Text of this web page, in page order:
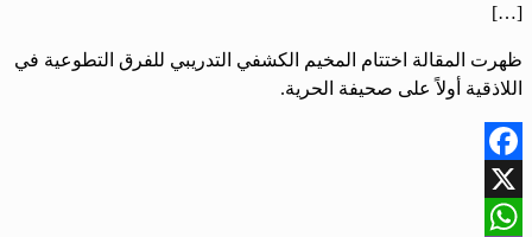
[…]
ظهرت المقالة اختتام المخيم الكشفي التدريبي للفرق التطوعية في
اللاذقية أولاً على صحيفة الحرية.
Facebook
X